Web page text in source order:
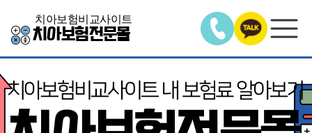
치아보험비교사이트
치아보험전문몰